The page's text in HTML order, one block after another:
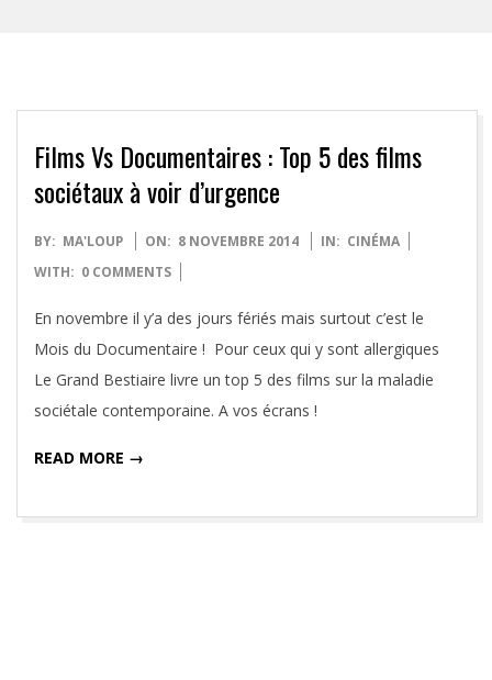
Films Vs Documentaires : Top 5 des films
sociétaux à voir d’urgence
2014-
11-
BY: MA'LOUP ON: 8 NOVEMBRE 2014 IN: CINÉMA
WITH: 0 COMMENTS
En novembre il y’a des jours fériés mais surtout c’est le
Mois du Documentaire ! Pour ceux qui y sont allergiques
Le Grand Bestiaire livre un top 5 des films sur la maladie
sociétale contemporaine. A vos écrans !
READ MORE →